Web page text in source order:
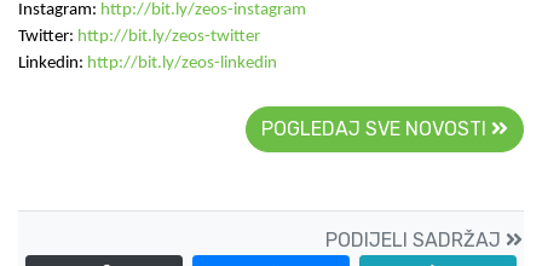
Instagram: http://bit.ly/zeos-instagram
Twitter: http://bit.ly/zeos-twitter
Linkedin: http://bit.ly/zeos-linkedin
POGLEDAJ SVE NOVOSTI
PODIJELI SADRŽAJ